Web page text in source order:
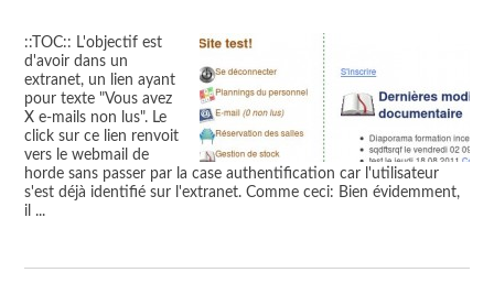
::TOC:: L'objectif est
d'avoir dans un
extranet, un lien ayant
pour texte "Vous avez
X e-mails non lus". Le
click sur ce lien renvoit
vers le webmail de
horde sans passer par la case authentification car l'utilisateur
s'est déjà identifié sur l'extranet. Comme ceci: Bien évidemment,
il ...